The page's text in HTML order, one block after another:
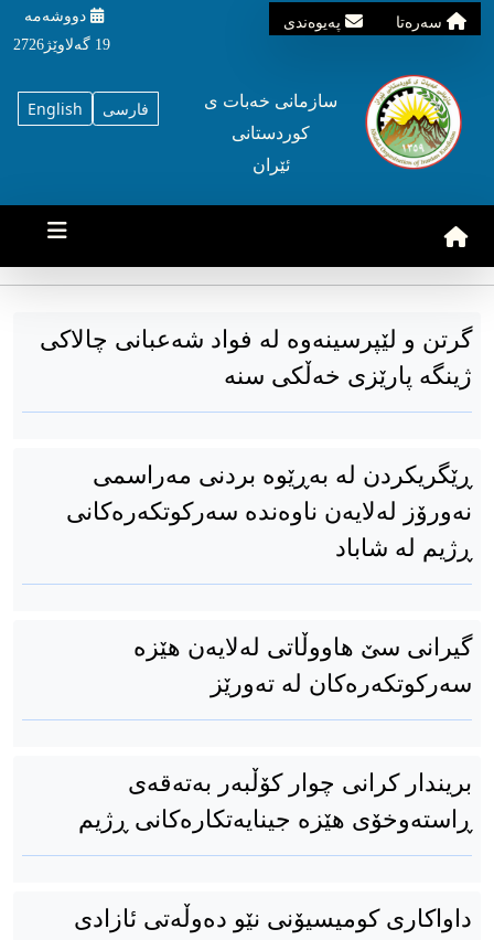
سه‌ره‌تا په‌یوه‌ندی
دووشه‌مه‌‌
19 گه‌لاوێژ2726
English فارسی
سازمانی خه‌بات ی
کوردستانی
ئێران
گرتن و لێپرسینەوه لە فواد شەعبانی چالاکی
ژینگە پارێزی خەڵکی سنە
ڕێگریکردن لە بەڕێوە بردنی مەراسمی
نەورۆز لەلایەن ناوەندە سەرکوتکەرەکانی
ڕژیم لە شاباد
گیرانی سێ هاووڵاتی لەلایەن هێزە
سەرکوتکەرەکان لە تەورێز
بریندار کرانی چوار کۆڵبەر بەتەقەی
ڕاستەوخۆی هێزە جینایەتکارەکانی ڕژیم
داواکاری کومیسیۆنی نێو دەوڵەتی ئازادی